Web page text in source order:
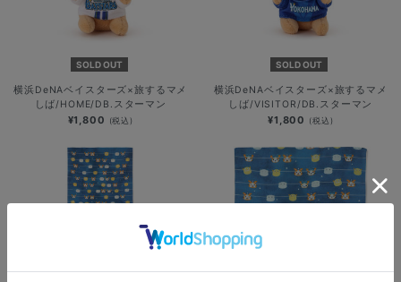
SOLD OUT
横浜DeNAベイスターズ×旅するマメ
しば/HOME/DB.スターマン
¥1,800 (税込)
SOLD OUT
横浜DeNAベイスターズ×旅するマメ
しば/VISITOR/DB.スターマン
¥1,800 (税込)